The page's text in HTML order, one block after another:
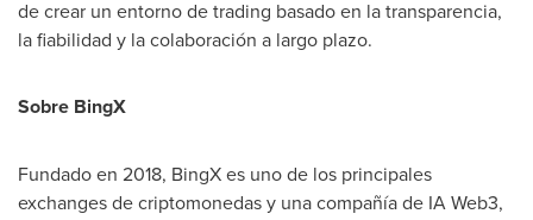
de crear un entorno de trading basado en la transparencia,
la fiabilidad y la colaboración a largo plazo.
Sobre BingX
Fundado en 2018, BingX es uno de los principales
exchanges de criptomonedas y una compañía de IA Web3,